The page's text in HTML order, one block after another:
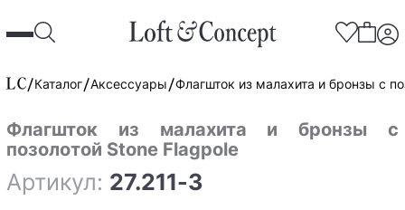
Каталог Аксессуары Флагшток из малахита и бронзы с
Флагшток из малахита и бронзы с
позолотой Stone Flagpole
Артикул: 27.211-3